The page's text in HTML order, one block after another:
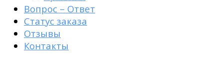
Вопрос – Ответ
Статус заказа
Отзывы
Контакты